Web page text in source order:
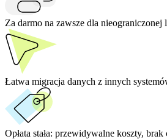
Za darmo na zawsze dla
Łatwa migracja danych z innych
Opłata stała: przewidywalne koszty, brak